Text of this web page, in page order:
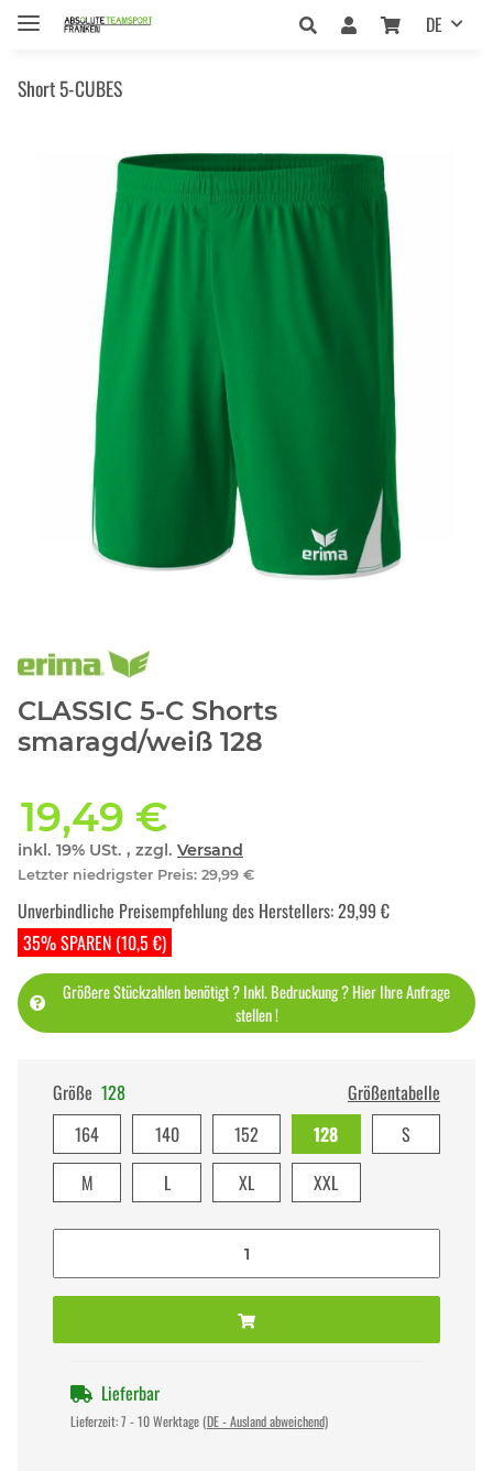
DE
Short 5-CUBES
CLASSIC 5-C Shorts
smaragd/weiß 128
19,49 €
inkl. 19% USt. , zzgl. Versand
Letzter niedrigster Preis: 29,99 €
35% SPAREN (10,5 €)
Unverbindliche Preisempfehlung des Herstellers:29,99 €
Größere Stückzahlen benötigt ? Inkl. Bedruckung ? Hier Ihre Anfrage
stellen !
Größe 128
Größentabelle
164
140 152 128
S
M
L XL XXL
Lieferbar
Lieferzeit:7 - 10 Werktage (DE - Ausland abweichend)